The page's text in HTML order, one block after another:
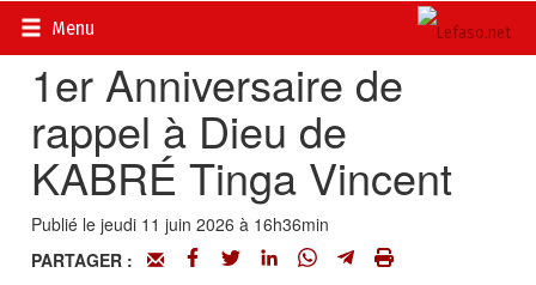
Menu
Accueil>
1er Anniversaire de
rappel à Dieu de
KABRÉ Tinga Vincent
Publié le jeudi 11 juin 2026 à 16h36min
PARTAGER :